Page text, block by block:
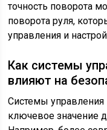
точность поворота
поворота руля,
управления и
Как системы
влияют на
Системы
ключевое значение